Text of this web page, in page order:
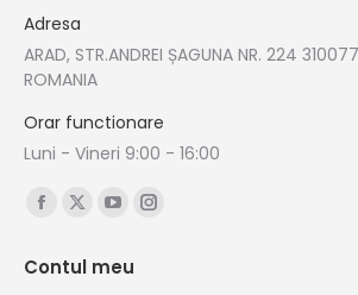
Adresa
ARAD, STR.ANDREI ȘAGUNA NR. 224
ROMANIA
Orar functionare
Luni - Vineri 9:00 - 16:00
Find us on:
Facebook
opens
X
opens
YouTube
opens
Instagram
Contul meu